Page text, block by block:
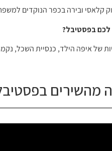
קלאסי ובירה בכפר הנוקדים
בפסטיבל?
של איפה הילד, כנסיית השכל,
מהשירים